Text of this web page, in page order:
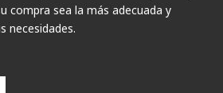
compra sea la más adecuada y
necesidades.